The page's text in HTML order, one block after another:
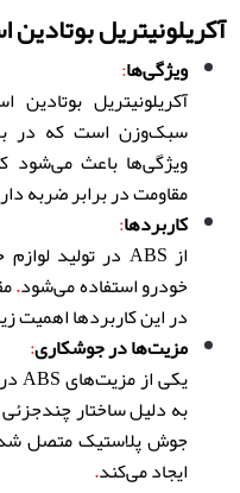
آکریلونیتریل بوتادین
ویژگی‌ها:
آکریلونیتریل بوتادین
سبک‌وزن است که در
مقاومت در برابر ضربه
کاربردها:
از ABS در تولید لوازم خانگی
خودرو استفاده می‌شود.
در این کاربردها اهمیت
مزیت‌ها در جوشکاری:
یکی از مزیت‌های ABS در جوشکاری
به دلیل ساختار
جوش پلاستیک متصل
ایجاد می‌کند.